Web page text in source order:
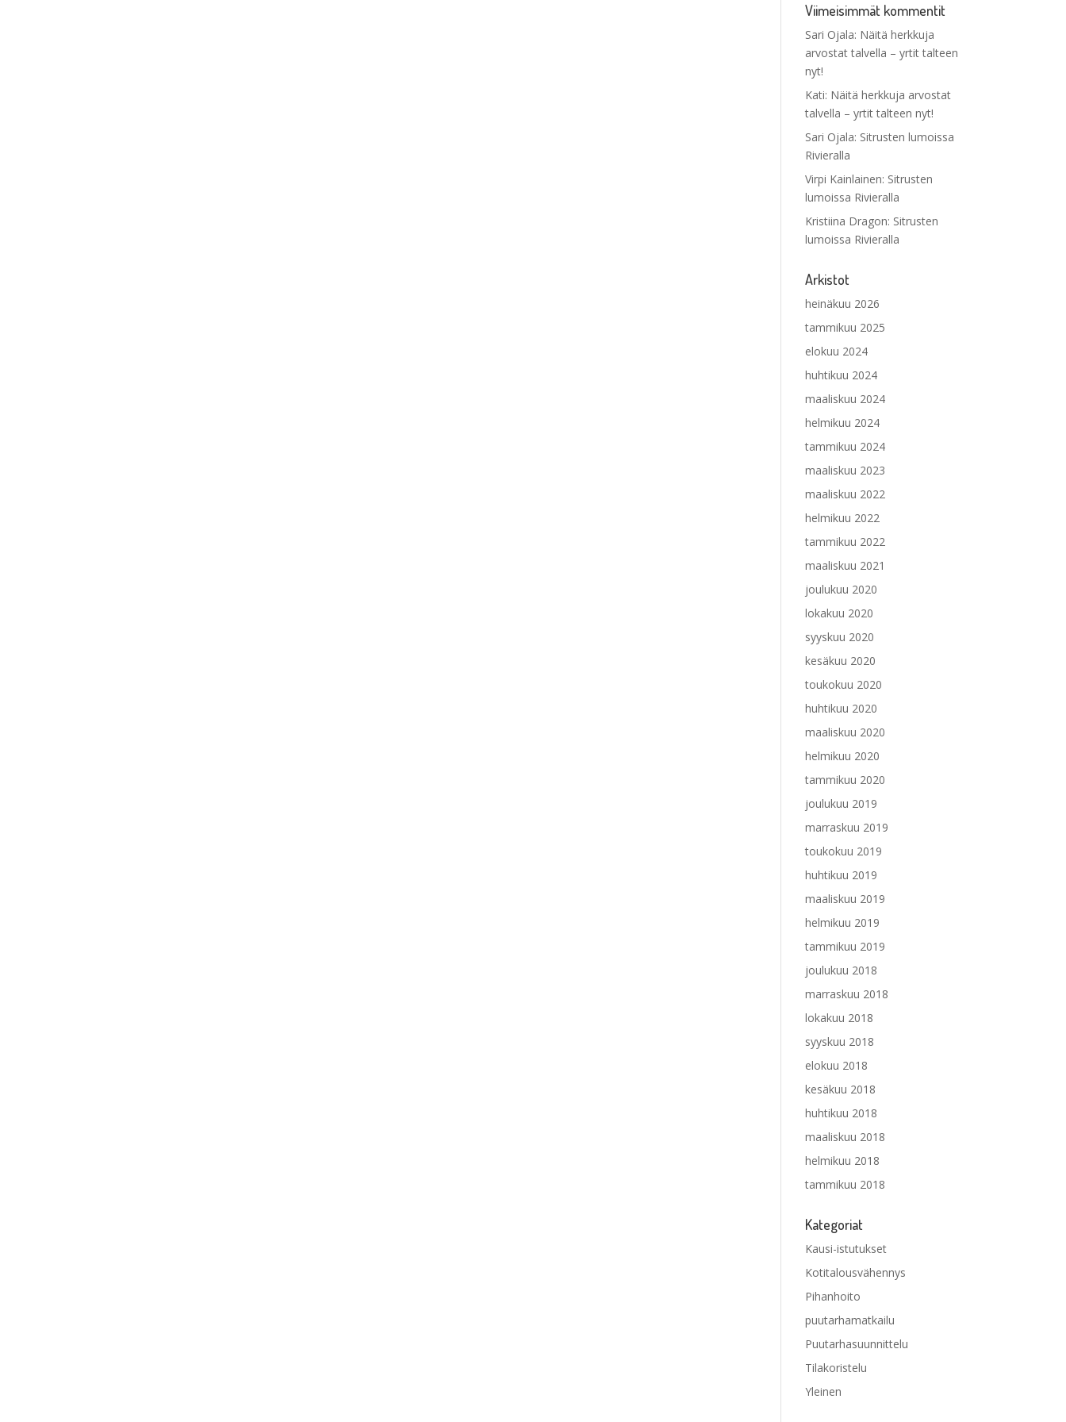
Viimeisimmät kommentit
Sari Ojala: Näitä herkkuja
arvostat talvella – yrtit talteen
nyt!
Kati: Näitä herkkuja arvostat
talvella – yrtit talteen nyt!
Sari Ojala: Sitrusten lumoissa
Rivieralla
Virpi Kainlainen: Sitrusten
lumoissa Rivieralla
Kristiina Dragon: Sitrusten
lumoissa Rivieralla
Arkistot
heinäkuu 2026
tammikuu 2025
elokuu 2024
huhtikuu 2024
maaliskuu 2024
helmikuu 2024
tammikuu 2024
maaliskuu 2023
maaliskuu 2022
helmikuu 2022
tammikuu 2022
maaliskuu 2021
joulukuu 2020
lokakuu 2020
syyskuu 2020
kesäkuu 2020
toukokuu 2020
huhtikuu 2020
maaliskuu 2020
helmikuu 2020
tammikuu 2020
joulukuu 2019
marraskuu 2019
toukokuu 2019
huhtikuu 2019
maaliskuu 2019
helmikuu 2019
tammikuu 2019
joulukuu 2018
marraskuu 2018
lokakuu 2018
syyskuu 2018
elokuu 2018
kesäkuu 2018
huhtikuu 2018
maaliskuu 2018
helmikuu 2018
tammikuu 2018
Kategoriat
Kausi-istutukset
Kotitalousvähennys
Pihanhoito
puutarhamatkailu
Puutarhasuunnittelu
Tilakoristelu
Yleinen